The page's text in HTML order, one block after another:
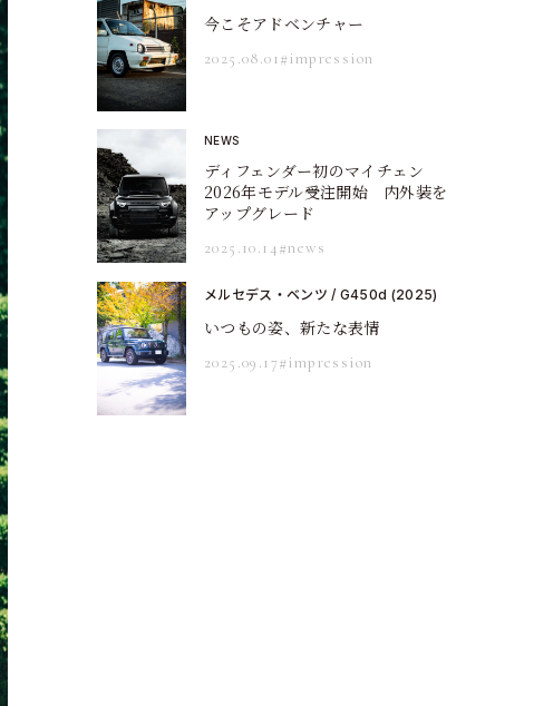
今こそアドベンチャー
2025.08.01 #impression
NEWS
ディフェンダー初のマイチェン
2026年モデル受注開始 内外装を
アップグレード
2025.10.14#news
メルセデス・ベンツ / G450d (2025)
いつもの姿、新たな表情
2025.09.17#impression